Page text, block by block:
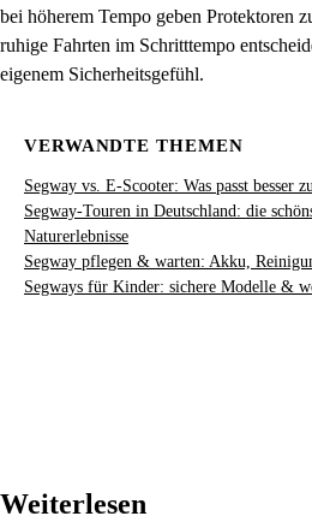
bei höherem Tempo geben Protektoren
ruhige Fahrten im Schritttempo
eigenem Sicherheitsgefühl.
VERWANDTE THEMEN
Segway vs. E-Scooter: Was passt besser
Segway-Touren in Deutschland: die
Naturerlebnisse
Segway pflegen & warten: Akku,
Segways für Kinder: sichere Modelle &
Weiterlesen